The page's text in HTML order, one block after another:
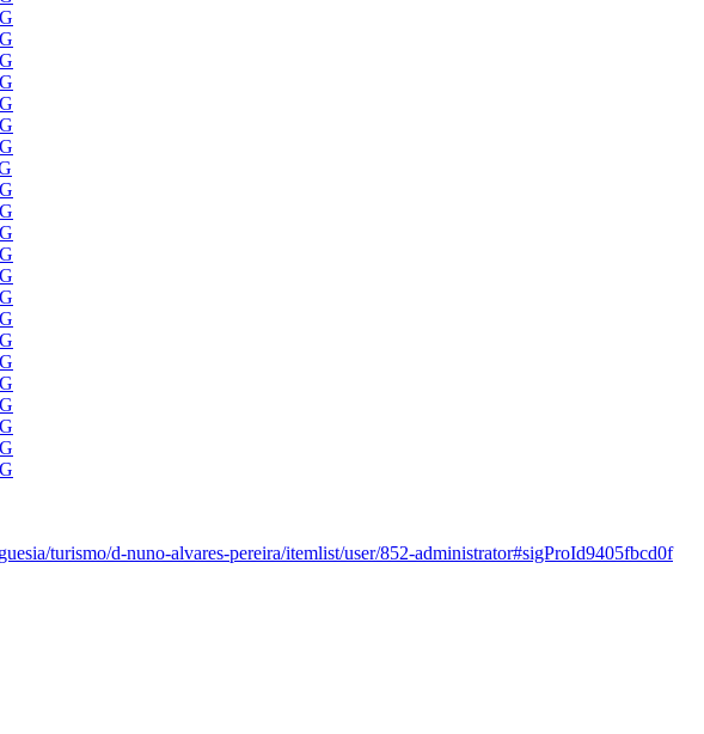
turismo/d-nuno-alvares-pereira/itemlist/user/852-administrator#sigProId9405fbcd0f